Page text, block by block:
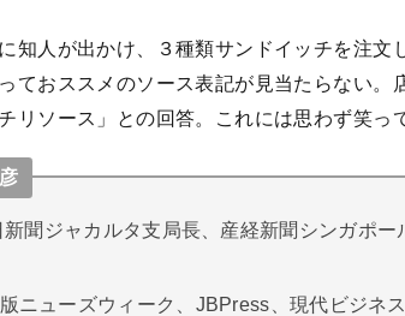
知人が出かけ、３種類サンドイッチを注文
ておススメのソース表記が見当たらない。
リソース」との回答。これには思わず笑っ
聞ジャカルタ支局長、産経新聞シンガポ
ニューズウィーク、JBPress、現代ビジネ